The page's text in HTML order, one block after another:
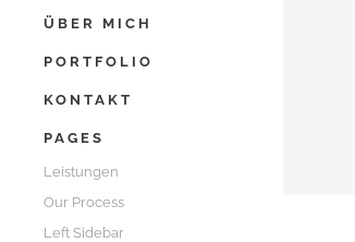
ÜBER MICH
PORTFOLIO
KONTAKT
PAGES
Leistungen
Our Process
Left Sidebar